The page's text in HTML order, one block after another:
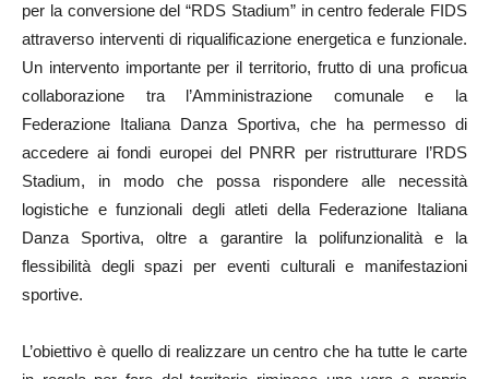
per la conversione del “RDS Stadium” in centro federale FIDS
attraverso interventi di riqualificazione energetica e funzionale.
Un intervento importante per il territorio, frutto di una proficua
collaborazione tra l’Amministrazione comunale e la
Federazione Italiana Danza Sportiva, che ha permesso di
accedere ai fondi europei del PNRR per ristrutturare l’RDS
Stadium, in modo che possa rispondere alle necessità
logistiche e funzionali degli atleti della Federazione Italiana
Danza Sportiva, oltre a garantire la polifunzionalità e la
flessibilità degli spazi per eventi culturali e manifestazioni
sportive.
L’obiettivo è quello di realizzare un centro che ha tutte le carte